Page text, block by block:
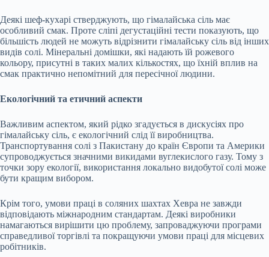
Деякі шеф-кухарі стверджують, що гімалайська сіль має
особливий смак. Проте сліпі дегустаційні тести показують, що
більшість людей не можуть відрізнити гімалайську сіль від інших
видів солі. Мінеральні домішки, які надають їй рожевого
кольору, присутні в таких малих кількостях, що їхній вплив на
смак практично непомітний для пересічної людини.
Екологічний та етичний аспекти
Важливим аспектом, який рідко згадується в дискусіях про
гімалайську сіль, є екологічний слід її виробництва.
Транспортування солі з Пакистану до країн Європи та Америки
супроводжується значними викидами вуглекислого газу. Тому з
точки зору екології, використання локально видобутої солі може
бути кращим вибором.
Крім того, умови праці в соляних шахтах Хевра не завжди
відповідають міжнародним стандартам. Деякі виробники
намагаються вирішити цю проблему, запроваджуючи програми
справедливої торгівлі та покращуючи умови праці для місцевих
робітників.